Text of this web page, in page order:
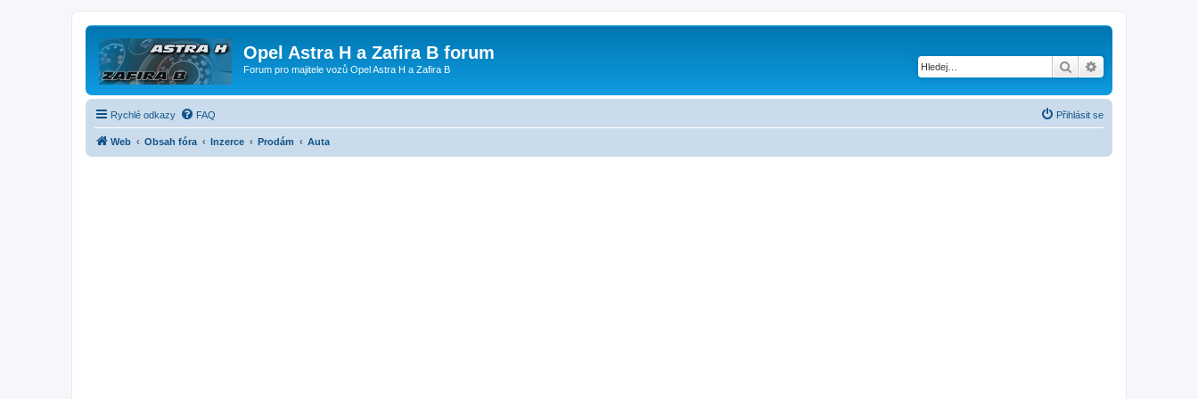
Opel Astra H a Zafira B forum
Forum pro majitele vozů Opel Astra H a Zafira B Hledat
Rychlé odkazy FAQ Přihlásit se
Web Obsah fóra Inzerce Prodám Auta